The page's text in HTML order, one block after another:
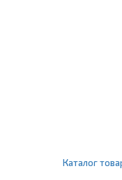
Каталог